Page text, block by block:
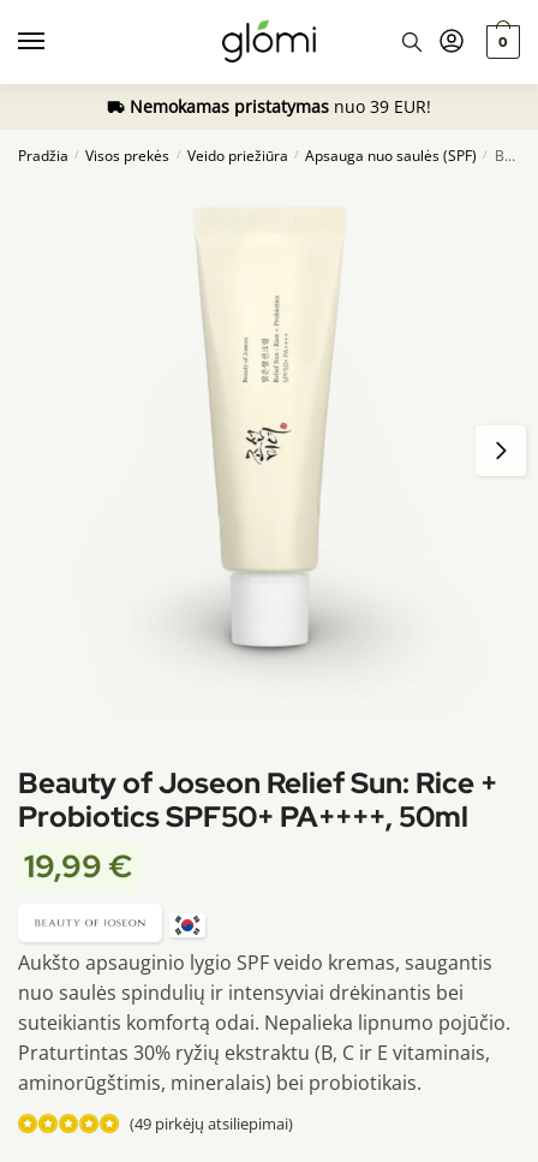
0
Nemokamas pristatymas nuo 39 EUR!
Pradžia / Visos prekės / Veido priežiūra / Apsauga nuo saulės (SPF) / Beauty of Joseon Relief Sun: Rice + Probiotics SPF50+ PA++++, 50ml
Beauty of Joseon Relief Sun: Rice +
Probiotics SPF50+ PA++++, 50ml
19,99 €
Aukšto apsauginio lygio SPF veido kremas, saugantis
nuo saulės spindulių ir intensyviai drėkinantis bei
suteikiantis komfortą odai. Nepalieka lipnumo pojūčio.
Praturtintas 30% ryžių ekstraktu (B, C ir E vitaminais,
aminorūgštimis, mineralais) bei probiotikais.
(49 pirkėjų atsiliepimai)